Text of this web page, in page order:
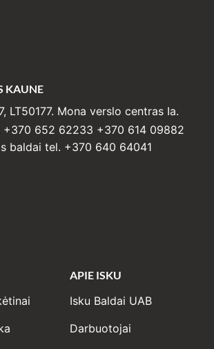
KAUNE
LT50177. Mona verslo centras Ia.
+370 652 62233 +370 614 09882
baldai tel. +370 640 64041
APIE ISKU
Isku Baldai UAB
Darbuotojai